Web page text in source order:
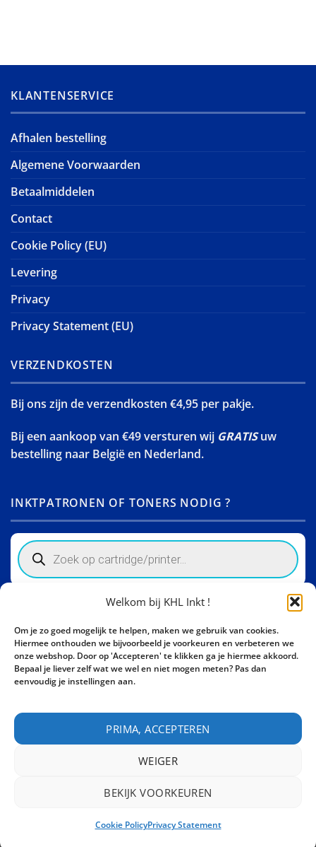
Welkom bij KHL Inkt !
Om je zo goed mogelijk te helpen, maken we gebruik van cookies.
Hiermee onthouden we bijvoorbeeld je voorkeuren en verbeteren we
onze webshop. Door op 'Accepteren' te klikken ga je hiermee akkoord.
Bepaal je liever zelf wat we wel en niet mogen meten? Pas dan
eenvoudig je instellingen aan.
PRIMA, ACCEPTEREN
WEIGER
BEKIJK VOORKEUREN
Cookie PolicyPrivacy Statement
KLANTENSERVICE
Afhalen bestelling
Algemene Voorwaarden
Betaalmiddelen
Contact
Cookie Policy (EU)
Levering
Privacy
Privacy Statement (EU)
VERZENDKOSTEN
Bij ons zijn de verzendkosten €4,95 per pakje.
Bij een aankoop van €49 versturen wij GRATISuw
bestelling naar België en Nederland.
INKTPATRONEN OF TONERS NODIG ?
Products
search
Activity Invest BV - KHL, Kempische Steenweg 274
3500 Hasselt - België BE0862447190
Bel ons nu:+32 11 261499
Copyright 2026 ©Activity Invest BV - KHL INKT